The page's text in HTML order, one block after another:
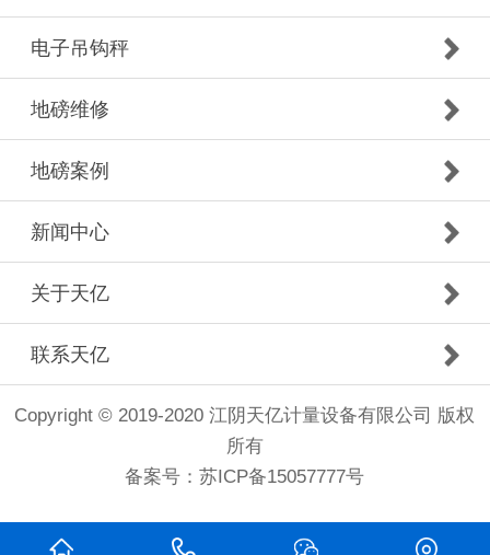
电子吊钩秤
地磅维修
地磅案例
新闻中心
关于天亿
联系天亿
Copyright © 2019-2020 江阴天亿计量设备有限公司 版权
所有
备案号：苏ICP备15057777号